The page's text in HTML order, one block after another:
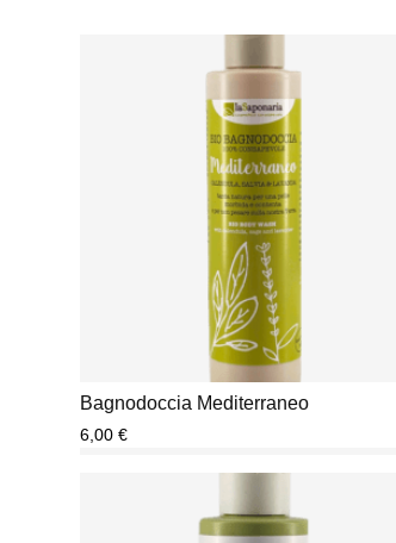
Bagnodoccia Mediterraneo
6,00€